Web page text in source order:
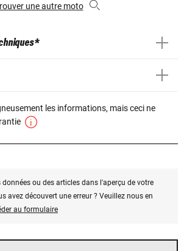
une autre moto
*
les informations, mais ceci ne
données ou des articles dans l'aperçu de votre
avez découvert une erreur ? Veuillez nous en
au formulaire